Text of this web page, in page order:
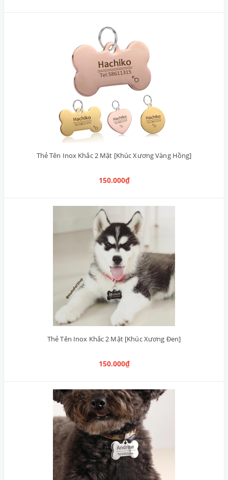
Thẻ Tên Inox Khắc 2 Mặt [Khúc Xương Vàng Hồng]
150.000₫
Thẻ Tên Inox Khắc 2 Mặt [Khúc Xương Đen]
150.000₫